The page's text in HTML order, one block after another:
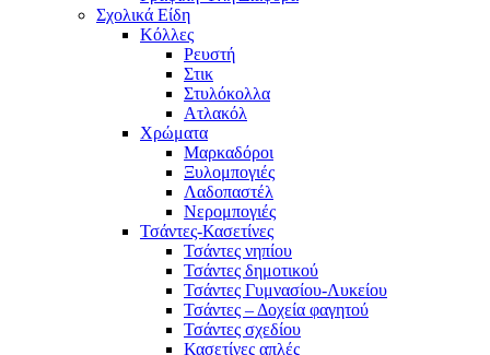
Σχολικά Είδη
Κόλλες
Ρευστή
Στικ
Στυλόκολλα
Ατλακόλ
Χρώματα
Μαρκαδόροι
Ξυλομπογιές
Λαδοπαστέλ
Νερομπογιές
Τσάντες-Κασετίνες
Τσάντες νηπίου
Τσάντες δημοτικού
Τσάντες Γυμνασίου-Λυκείου
Τσάντες – Δοχεία φαγητού
Τσάντες σχεδίου
Κασετίνες απλές